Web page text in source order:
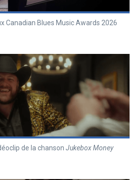
Canadian Blues Music Awards 2026
de la chanson Jukebox Money